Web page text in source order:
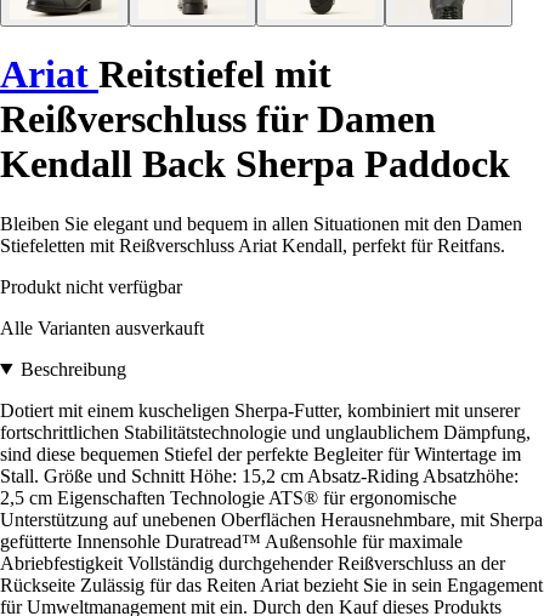
Ariat Reitstiefel mit
Reißverschluss für Damen
Kendall Back Sherpa Paddock
Bleiben Sie elegant und bequem in allen Situationen mit den Damen
Stiefeletten mit Reißverschluss Ariat Kendall, perfekt für Reitfans.
Produkt nicht verfügbar
Alle Varianten ausverkauft
Beschreibung
Dotiert mit einem kuscheligen Sherpa-Futter, kombiniert mit unserer
fortschrittlichen Stabilitätstechnologie und unglaublichem Dämpfung,
sind diese bequemen Stiefel der perfekte Begleiter für Wintertage im
Stall. Größe und Schnitt Höhe: 15,2 cm Absatz-Riding Absatzhöhe:
2,5 cm Eigenschaften Technologie ATS® für ergonomische
Unterstützung auf unebenen Oberflächen Herausnehmbare, mit Sherpa
gefütterte Innensohle Duratread™ Außensohle für maximale
Abriebfestigkeit Vollständig durchgehender Reißverschluss an der
Rückseite Zulässig für das Reiten Ariat bezieht Sie in sein Engagement
für Umweltmanagement mit ein. Durch den Kauf dieses Produkts